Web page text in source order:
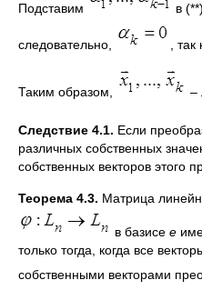
Подставим в
следовательно, ,
Таким образом, –
Следствие 4.1. Если
различных собственных
собственных векторов этого
Теорема 4.3. Матрица
в базисе е
только тогда, когда все
собственными векторами